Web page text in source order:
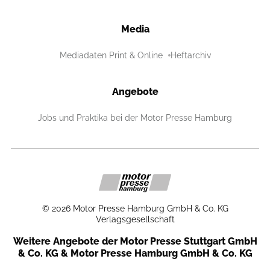
Media
Mediadaten Print & Online Heftarchiv
Angebote
Jobs und Praktika bei der Motor Presse Hamburg
© 2026 Motor Presse Hamburg GmbH & Co. KG
Verlagsgesellschaft
Weitere Angebote der Motor Presse Stuttgart GmbH
& Co. KG & Motor Presse Hamburg GmbH & Co. KG